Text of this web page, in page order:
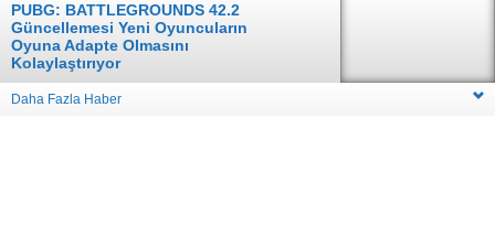
PUBG: BATTLEGROUNDS 42.2
Güncellemesi Yeni Oyuncuların
Oyuna Adapte Olmasını
Kolaylaştırıyor
16 Temmuz
Daha Fazla Haber